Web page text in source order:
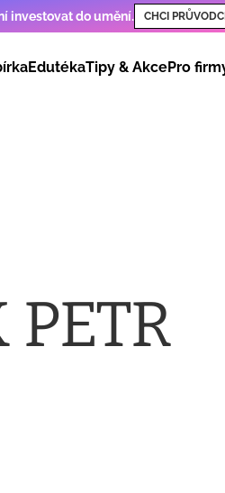
investovat do umění. CHCI
EdutékaTipy & AkcePro
PETR